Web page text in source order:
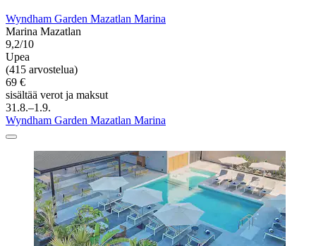
Wyndham Garden Mazatlan Marina
Marina Mazatlan
9,2/10
Upea
(415 arvostelua)
69 €
sisältää verot ja maksut
31.8.–1.9.
Wyndham Garden Mazatlan Marina